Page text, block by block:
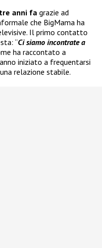
anni fa grazie ad
che BigMama ha
Il primo contatto
“Ci siamo incontrate a
ha raccontato a
iniziato a frequentarsi
relazione stabile.